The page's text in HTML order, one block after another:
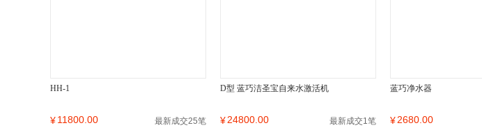
HH-1
¥11800.00 最新成交25笔
D型 蓝巧洁圣宝自来水激活机
¥24800.00 最新成交1笔
蓝巧净水器
¥2680.00